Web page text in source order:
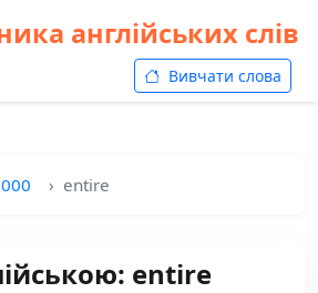
англійських слів
Вивчати слова
entire
entire